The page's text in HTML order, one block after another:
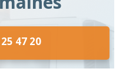
47 20